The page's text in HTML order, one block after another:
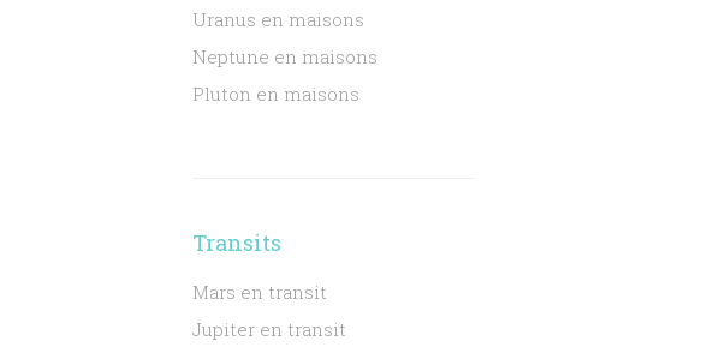
Uranus en maisons
Neptune en maisons
Pluton en maisons
Transits
Mars en transit
Jupiter en transit